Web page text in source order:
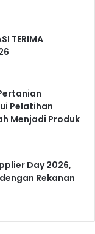
TERIMA
Pelatihan
Menjadi Produk
Day 2026,
Rekanan